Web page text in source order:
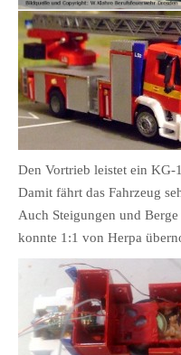
Den Vortrieb leistet ein KG-
Damit fährt das Fahrzeug
Auch Steigungen und
konnte 1:1 von Herpa